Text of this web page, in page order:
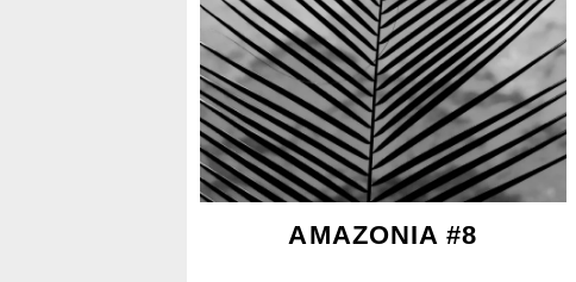
AMAZONIA #8